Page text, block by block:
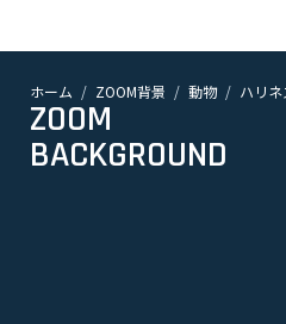
ホーム ZOOM背景 動物 ハリ
ZOOM
BACKGROUND